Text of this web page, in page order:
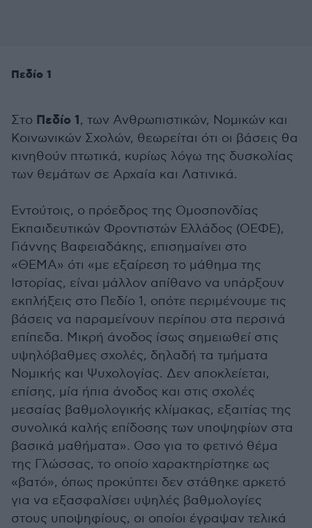
Πεδίο 1
Στο Πεδίο 1, των Ανθρωπιστικών, Νομικών και
Κοινωνικών Σχολών, θεωρείται ότι οι βάσεις θα
κινηθούν πτωτικά, κυρίως λόγω της δυσκολίας
των θεμάτων σε Αρχαία και Λατινικά.
Εντούτοις, ο πρόεδρος της Ομοσπονδίας
Εκπαιδευτικών Φροντιστών Ελλάδος (ΟΕΦΕ),
Γιάννης Βαφειαδάκης, επισημαίνει στο
«ΘΕΜΑ» ότι «με εξαίρεση το μάθημα της
Ιστορίας, είναι μάλλον απίθανο να υπάρξουν
εκπλήξεις στο Πεδίο 1, οπότε περιμένουμε τις
βάσεις να παραμείνουν περίπου στα περσινά
επίπεδα. Μικρή άνοδος ίσως σημειωθεί στις
υψηλόβαθμες σχολές, δηλαδή τα τμήματα
Νομικής και Ψυχολογίας. Δεν αποκλείεται,
επίσης, μία ήπια άνοδος και στις σχολές
μεσαίας βαθμολογικής κλίμακας, εξαιτίας της
συνολικά καλής επίδοσης των υποψηφίων στα
βασικά μαθήματα». Οσο για το φετινό θέμα
της Γλώσσας, το οποίο χαρακτηρίστηκε ως
«βατό», όπως προκύπτει δεν στάθηκε αρκετό
για να εξασφαλίσει υψηλές βαθμολογίες
στους υποψηφίους, οι οποίοι έγραψαν τελικά